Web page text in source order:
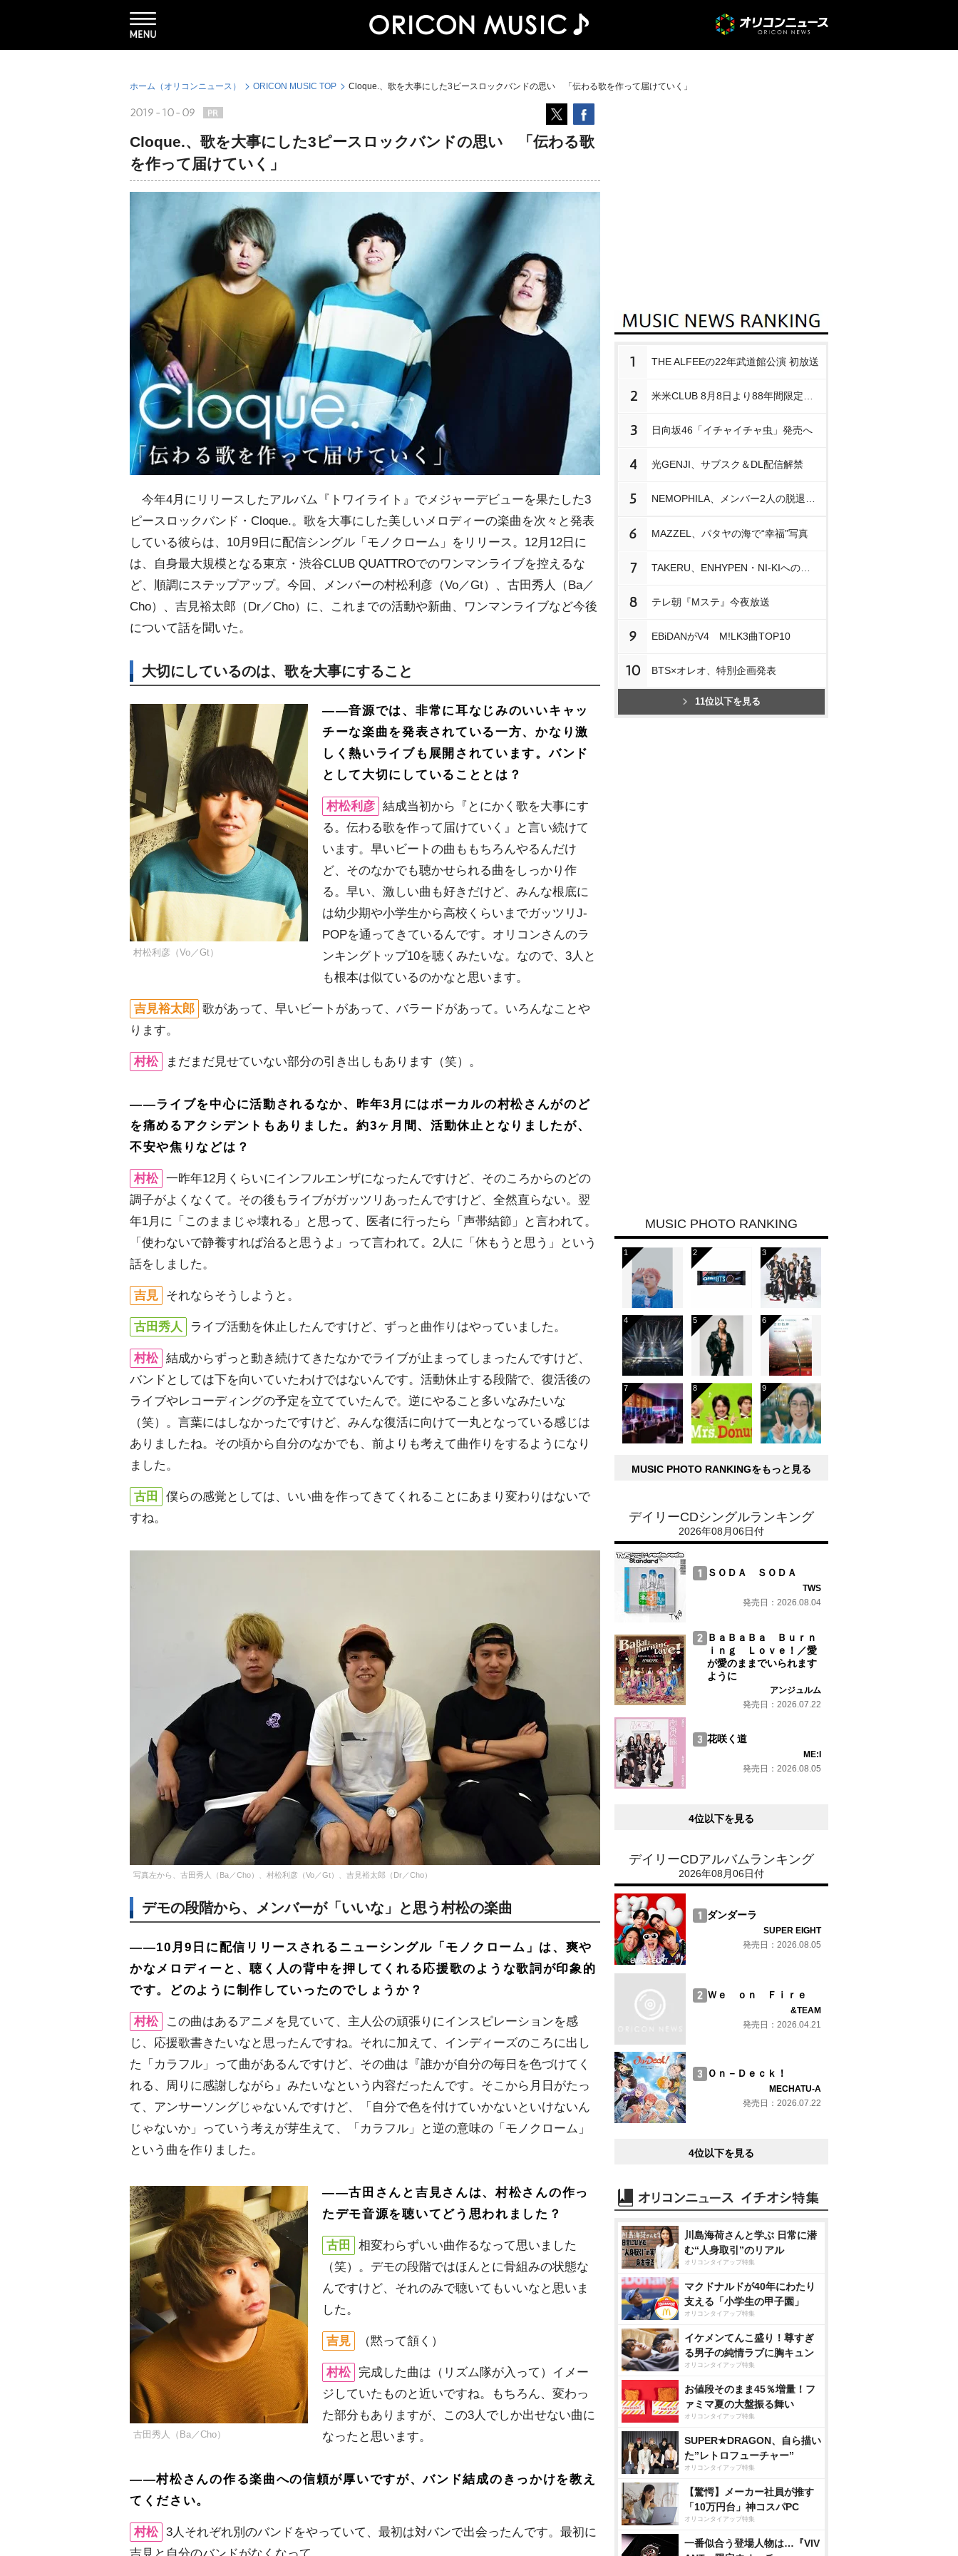
ホーム（オリコンニュース） ORICON MUSIC TOP Cloque.、歌を大事にした3ピースロックバンドの思い 「伝わる歌を作って届けていく」
2019-10-09
Cloque.、歌を大事にした3ピースロックバンドの思い 「伝わる歌
を作って届けていく」
今年4月にリリースしたアルバム『トワイライト』でメジャーデビューを果たした3
ピースロックバンド・Cloque.。歌を大事にした美しいメロディーの楽曲を次々と発表
している彼らは、10月9日に配信シングル「モノクローム」をリリース。12月12日に
は、自身最大規模となる東京・渋谷CLUB QUATTROでのワンマンライブを控えるな
ど、順調にステップアップ。今回、メンバーの村松利彦（Vo／Gt）、古田秀人（Ba／
Cho）、吉見裕太郎（Dr／Cho）に、これまでの活動や新曲、ワンマンライブなど今後
について話を聞いた。
大切にしているのは、歌を大事にすること
村松利彦（Vo／Gt）
――音源では、非常に耳なじみのいいキャッ
チーな楽曲を発表されている一方、かなり激
しく熱いライブも展開されています。バンド
として大切にしていることとは？
村松利彦 結成当初から『とにかく歌を大事にす
る。伝わる歌を作って届けていく』と言い続けて
います。早いビートの曲ももちろんやるんだけ
ど、そのなかでも聴かせられる曲をしっかり作
る。早い、激しい曲も好きだけど、みんな根底に
は幼少期や小学生から高校くらいまでガッツリJ-
POPを通ってきているんです。オリコンさんのラ
ンキングトップ10を聴くみたいな。なので、3人と
も根本は似ているのかなと思います。
吉見裕太郎 歌があって、早いビートがあって、バラードがあって。いろんなこと
ります。
村松 まだまだ見せていない部分の引き出しもあります（笑）。
――ライブを中心に活動されるなか、昨年3月にはボーカルの村松さんがのど
を痛めるアクシデントもありました。約3ヶ月間、活動休止となりましたが、
不安や焦りなどは？
村松 一昨年12月くらいにインフルエンザになったんですけど、そのころからのどの
調子がよくなくて。その後もライブがガッツリあったんですけど、全然直らない。翌
年1月に「このままじゃ壊れる」と思って、医者に行ったら「声帯結節」と言われて。
「使わないで静養すれば治ると思うよ」って言われて。2人に「休もうと思う」という
話をしました。
吉見 それならそうしようと。
古田秀人 ライブ活動を休止したんですけど、ずっと曲作りはやっていました。
村松 結成からずっと動き続けてきたなかでライブが止まってしまったんですけど、
バンドとしては下を向いていたわけではないんです。活動休止する段階で、復活後の
ライブやレコーディングの予定を立てていたんで。逆にやること多いなみたいな
（笑）。言葉にはしなかったですけど、みんな復活に向けて一丸となっている感じは
ありましたね。その頃から自分のなかでも、前よりも考えて曲作りをするようになり
ました。
古田
僕らの感覚としては、いい曲を作ってきてくれることにあまり変わりはないで
すね。
写真左から、古田秀人（Ba／Cho）、村松利彦（Vo／Gt）、吉見裕太郎（Dr／Cho）
デモの段階から、メンバーが「いいな」と思う村松の楽曲
――10月9日に配信リリースされるニューシングル「モノクローム」は、爽
かなメロディーと、聴く人の背中を押してくれる応援歌のような歌詞が印象的
です。どのように制作していったのでしょうか？
村松
この曲はあるアニメを見ていて、主人公の頑張りにインスピレーションを感
じ、応援歌書きたいなと思ったんですね。それに加えて、インディーズのころに出し
た「カラフル」って曲があるんですけど、その曲は『誰かが自分の毎日を色づけてく
れる、周りに感謝しながら』みたいなという内容だったんです。そこから月日がたっ
て、アンサーソングじゃないんですけど、「自分で色を付けていかないといけないん
じゃないか」っていう考えが芽生えて、「カラフル」と逆の意味の「モノクローム」
という曲を作りました。
古田秀人（Ba／Cho）
――古田さんと吉見さんは、村松さんの作っ
たデモ音源を聴いてどう思われました？
古田
相変わらずいい曲作るなって思いました
（笑）。デモの段階ではほんとに骨組みの状態な
んですけど、それのみで聴いてもいいなと思いま
した。
吉見 （黙って頷く）
村松
完成した曲は（リズム隊が入って）イメー
ジしていたものと近いですね。もちろん、変わっ
た部分もありますが、この3人でしか出せない曲に
なったと思います。
――村松さんの作る楽曲への信頼が厚いですが、バンド結成のきっかけを教え
てください。
村松 3人それぞれ別のバンドをやっていて、最初は対バンで出会ったんです。最初に
1 THE ALFEEの22年武道館公演 初放送
2
3 日向坂46「イチャイチャ虫」発売へ
4 光GENJI、サブスク＆DL配信解禁
5
6 MAZZEL、パタヤの海で“幸福”写真
7
8 テレ朝『Mステ』今夜放送
9 EBiDANがV4 M!LK3曲TOP10
10 BTS×オレオ、特別企画発表
11位以下を見る
MUSIC PHOTO RANKING
MUSIC PHOTO RANKINGをもっと見る
デイリーCDシングルランキング
2026年08月06日付
ＳＯＤＡ ＳＯＤＡ
TWS
発売日：2026.08.04
ＢａＢａＢａ Ｂｕｒｎ
ｉｎｇ Ｌｏｖｅ！／愛
が愛のままでいられます
ように
アンジュルム
発売日：2026.07.22
花咲く道
ME:I
発売日：2026.08.05
4位以下を見る
デイリーCDアルバムランキング
2026年08月06日付
ダンダーラ
SUPER EIGHT
発売日：2026.08.05
Ｗｅ ｏｎ Ｆｉｒｅ
&TEAM
発売日：2026.04.21
Ｏｎ－Ｄｅｃｋ！
MECHATU-A
発売日：2026.07.22
4位以下を見る
川島海荷さんと学ぶ 日常に潜
む“人身取引”のリアル
オリコンタイアップ特集
マクドナルドが40年にわたり
支える「小学生の甲子園」
オリコンタイアップ特集
イケメンてんこ盛り！尊すぎ
る男子の純情ラブに胸キュン
オリコンタイアップ特集
お値段そのまま45％増量！フ
ァミマ夏の大盤振る舞い
オリコンタイアップ特集
SUPER★DRAGON、自ら描い
た”レトロフューチャー”
オリコンタイアップ特集
【驚愕】メーカー社員が推す
「10万円台」神コスパPC
オリコンタイアップ特集
一番似合う登場人物は…『VIV